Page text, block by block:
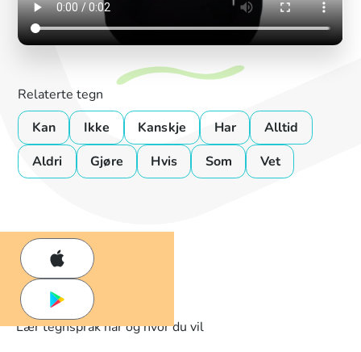
Relaterte tegn
Kan
Ikke Kanskje Har
Alltid
Aldri
Gjøre Hvis Som Vet
Lær tegnspråk når og hvor du vil